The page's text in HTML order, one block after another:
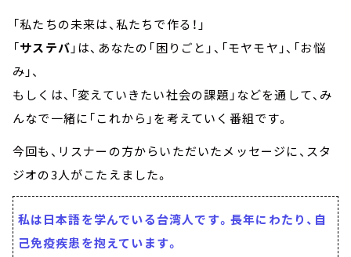
「私たちの未来は、私たちで作る！」
「サステバ 」は、あなたの「困りごと」、「モヤモヤ」、「お悩
み」、
もしくは、「変えていきたい社会の課題」などを通して、み
んなで一緒に「これから」を考えていく番組です。
今回も、リスナーの方からいただいたメッセージに、スタ
ジオの3人がこたえました。
私は日本語を学んでいる台湾人です。長年にわたり、自
己免疫疾患を抱えています。